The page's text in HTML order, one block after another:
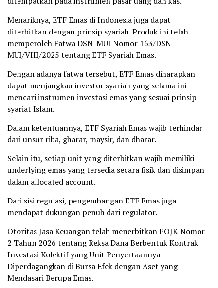
Menariknya, ETF Emas di Indonesia juga dapat
diterbitkan dengan prinsip syariah. Produk ini telah
memperoleh Fatwa DSN-MUI Nomor 163/DSN-
MUI/VIII/2025 tentang ETF Syariah Emas.
Dengan adanya fatwa tersebut, ETF Emas diharapkan
dapat menjangkau investor syariah yang selama ini
mencari instrumen investasi emas yang sesuai prinsip
syariat Islam.
Dalam ketentuannya, ETF Syariah Emas wajib terhindar
dari unsur riba, gharar, maysir, dan dharar.
Selain itu, setiap unit yang diterbitkan wajib memiliki
underlying emas yang tersedia secara fisik dan disimpan
dalam allocated account.
Dari sisi regulasi, pengembangan ETF Emas juga
mendapat dukungan penuh dari regulator.
Otoritas Jasa Keuangan telah menerbitkan POJK Nomor
2 Tahun 2026 tentang Reksa Dana Berbentuk Kontrak
Investasi Kolektif yang Unit Penyertaannya
Diperdagangkan di Bursa Efek dengan Aset yang
Mendasari Berupa Emas.